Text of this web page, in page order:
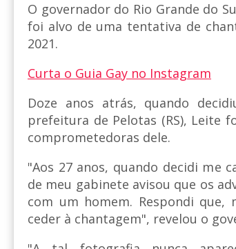
O governador do Rio Grande do
foi alvo de uma tentativa de
2021.
Curta o Guia Gay no Instagram
Doze anos atrás, quando
prefeitura de Pelotas (RS), Leite
comprometedoras dele.
"Aos 27 anos, quando decidi me
de meu gabinete avisou que os
com um homem. Respondi que,
ceder à chantagem", revelou o